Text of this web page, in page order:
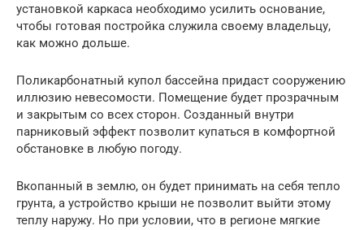
установкой каркаса необходимо усилить основание,
чтобы готовая постройка служила своему владельцу,
как можно дольше.
Поликарбонатный купол бассейна придаст сооружению
иллюзию невесомости. Помещение будет прозрачным
и закрытым со всех сторон. Созданный внутри
парниковый эффект позволит купаться в комфортной
обстановке в любую погоду.
Вкопанный в землю, он будет принимать на себя тепло
грунта, а устройство крыши не позволит выйти этому
теплу наружу. Но при условии, что в регионе мягкие